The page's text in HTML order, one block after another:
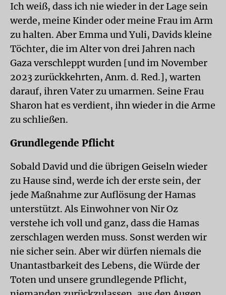
Ich weiß, dass ich nie wieder in der Lage sein
werde, meine Kinder oder meine Frau im Arm
zu halten. Aber Emma und Yuli, Davids kleine
Töchter, die im Alter von drei Jahren nach
Gaza verschleppt wurden [und im November
2023 zurückkehrten, Anm. d. Red.], warten
darauf, ihren Vater zu umarmen. Seine Frau
Sharon hat es verdient, ihn wieder in die Arme
zu schließen.
Grundlegende Pflicht
Sobald David und die übrigen Geiseln wieder
zu Hause sind, werde ich der erste sein, der
jede Maßnahme zur Auflösung der Hamas
unterstützt. Als Einwohner von Nir Oz
verstehe ich voll und ganz, dass die Hamas
zerschlagen werden muss. Sonst werden wir
nie sicher sein. Aber wir dürfen niemals die
Unantastbarkeit des Lebens, die Würde der
Toten und unsere grundlegende Pflicht,